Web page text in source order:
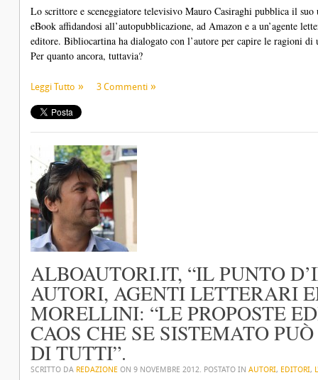
Lo scrittore e sceneggiatore televisivo Mauro Casiraghi pubblica il
eBook affidandosi all’autopubblicazione, ad Amazon e a un’agente
editore. Bibliocartina ha dialogato con l’autore per capire le ragioni
Per quanto ancora, tuttavia?
Leggi Tutto 3 Commenti
ALBOAUTORI.IT, “IL PUNTO
AUTORI, AGENTI LETTERARI
MORELLINI: “LE PROPOSTE
CAOS CHE SE SISTEMATO
DI TUTTI”.
SCRITTO DA REDAZIONE ON 9 NOVEMBRE 2012. POSTATO IN AUTORI, EDITORI,